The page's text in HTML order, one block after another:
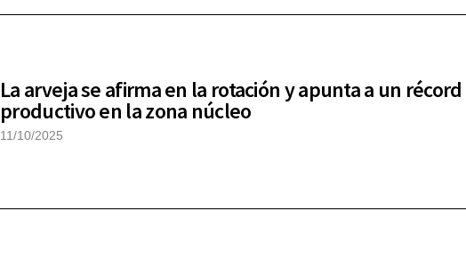
La arveja se afirma en la rotación y apunta a un récord
productivo en la zona núcleo
11/10/2025